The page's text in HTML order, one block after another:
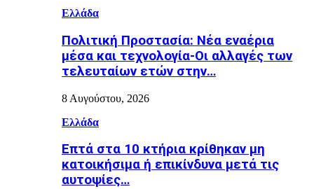
Ελλάδα
Πολιτική Προστασία: Νέα εναέρια
μέσα και τεχνολογία-Οι αλλαγές των
τελευταίων ετών στην…
8 Αυγούστου, 2026
Ελλάδα
Επτά στα 10 κτήρια κρίθηκαν μη
κατοικήσιμα ή επικίνδυνα μετά τις
αυτοψίες…